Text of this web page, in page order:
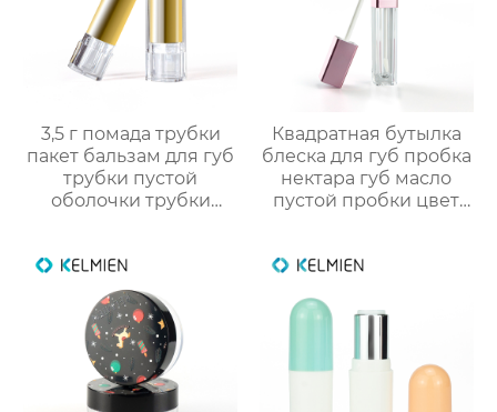
3,5 г помада трубки
пакет бальзам для губ
трубки пустой
оболочки трубки
Квадратная бутылка
блеска для губ пробка
нектара губ масло
пустой пробки цвет